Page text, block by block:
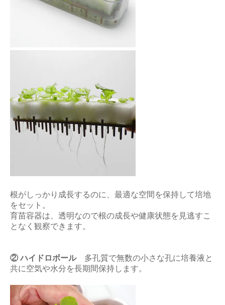
根がしっかり成長するのに、最適な空間を保持して培地
をセット。
育苗容器は、透明なので根の成長や健康状態を見逃すこ
となく観察できます。
② ハイドロボール多孔質で無数の小さな孔に培養液と
共に空気や水分を長期間保持します。